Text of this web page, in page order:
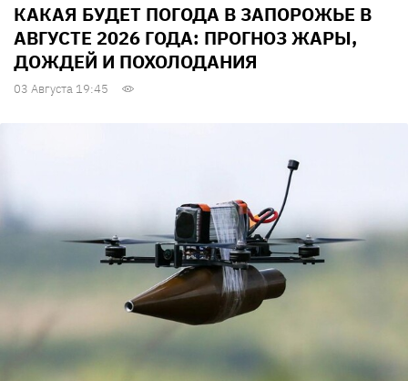
КАКАЯ БУДЕТ ПОГОДА В ЗАПОРОЖЬЕ В
АВГУСТЕ 2026 ГОДА: ПРОГНОЗ ЖАРЫ,
ДОЖДЕЙ И ПОХОЛОДАНИЯ
03 Августа 19:45